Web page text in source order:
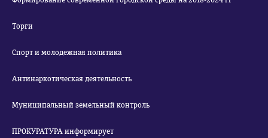
Торги
Спорт и молодежная политика
Антинаркотическая деятельность
Муниципальный земельный контроль
ПРОКУРАТУРА информирует